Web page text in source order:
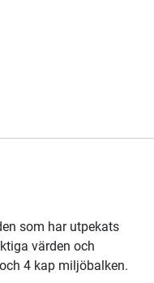
som har utpekats
värden och
4 kap miljöbalken.